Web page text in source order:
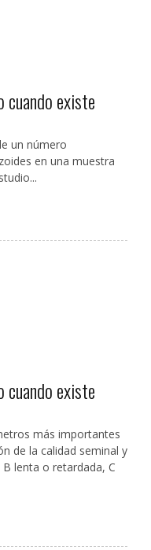
cuando existe
un número
en una muestra
cuando existe
más importantes
de la calidad seminal y
lenta o retardada, C